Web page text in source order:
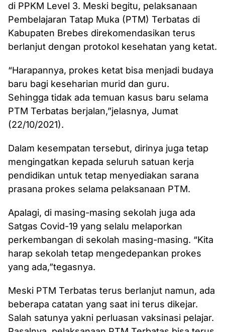
di PPKM Level 3. Meski begitu, pelaksanaan
Pembelajaran Tatap Muka (PTM) Terbatas di
Kabupaten Brebes direkomendasikan terus
berlanjut dengan protokol kesehatan yang ketat.
“Harapannya, prokes ketat bisa menjadi budaya
baru bagi keseharian murid dan guru.
Sehingga tidak ada temuan kasus baru selama
PTM Terbatas berjalan,”jelasnya, Jumat
(22/10/2021).
Dalam kesempatan tersebut, dirinya juga tetap
mengingatkan kepada seluruh satuan kerja
pendidikan untuk tetap menyediakan sarana
prasana prokes selama pelaksanaan PTM.
Apalagi, di masing-masing sekolah juga ada
Satgas Covid-19 yang selalu melaporkan
perkembangan di sekolah masing-masing. “Kita
harap sekolah tetap mengedepankan prokes
yang ada,”tegasnya.
Meski PTM Terbatas terus berlanjut namun, ada
beberapa catatan yang saat ini terus dikejar.
Salah satunya yakni perluasan vaksinasi pelajar.